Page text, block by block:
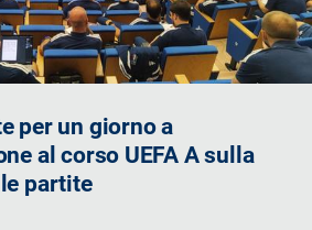
per un giorno a
al corso UEFA A sulla
partite